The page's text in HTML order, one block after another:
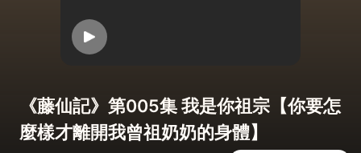
《藤仙記》第005集 我是你祖宗【你要怎
麼樣才離開我曾祖奶奶的身體】